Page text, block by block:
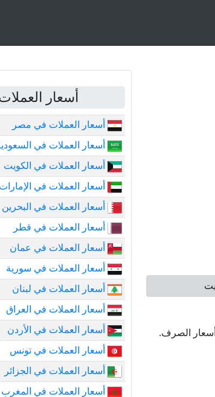
أسعار
أسعار العملات في مصر
أسعار العملات في
أسعار العملات في الكويت
أسعار العملات في الإمارات
أسعار العملات في البحرين
أسعار العملات في قطر
أسعار العملات في عمان
أسعار العملات في سورية
أسعار العملات في لبنان
أسعار العملات في العراق
أسعار العملات في الأردن
أسعار العملات في تونس
أسعار العملات في الجزائر
أسعار العملات في المغرب